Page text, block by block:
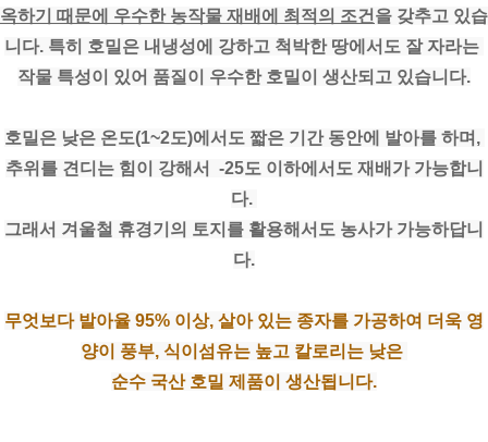
옥하기 때문에 우수한 농작물 재배에 최적의 조건 을 갖추고 있습
니다. 특히 호밀은 내냉성에 강하고 척박한 땅에서도 잘 자라는
작물 특성이 있어 품질이 우수한 호밀이 생산되고 있습니다.
호밀은 낮은 온도(1~2도)에서도 짧은 기간 동안에 발아를 하며,
추위를 견디는 힘이 강해서  -25도 이하에서도 재배가 가능합니
다.
그래서 겨울철 휴경기의 토지를 활용해서도 농사가 가능하답니
다.
무엇보다 발아율 95% 이상, 살아 있는 종자를 가공하여 더욱 영
양이 풍부, 식이섬유는 높고 칼로리는 낮은
순수 국산 호밀 제품이 생산됩니다.